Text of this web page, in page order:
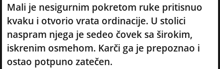
Mali je nesigurnim pokretom ruke pritisnuo
kvaku i otvorio vrata ordinacije. U stolici
naspram njega je sedeo čovek sa širokim,
iskrenim osmehom. Karči ga je prepoznao i
ostao potpuno zatečen.